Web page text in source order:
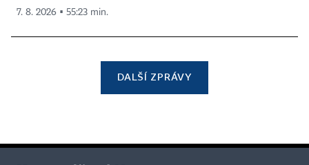
7. 8. 2026 ▪ 55:23 min.
DALŠÍ ZPRÁVY